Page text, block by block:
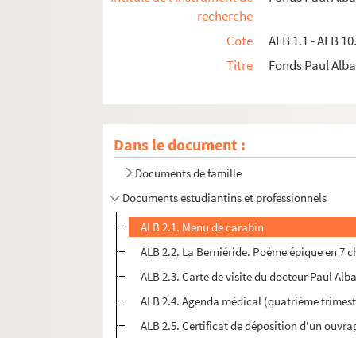
recherche
Cote
ALB 1.1 - ALB
Titre
Fonds Paul
Dans le document :
Documents de famille
Documents estudiantins et professionnels
ALB 2.1. Menu de carabin
ALB 2.2. La Berniéride. Poème épique en 7
ALB 2.3. Carte de visite du docteur Paul
ALB 2.4. Agenda médical (quatrième
ALB 2.5. Certificat de déposition d'un